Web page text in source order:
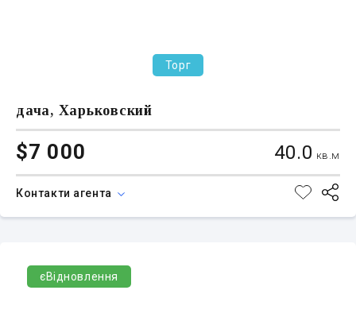
Торг
дача, Харьковский
$7 000 40.0 кв.м
Контакти агента
єВідновлення